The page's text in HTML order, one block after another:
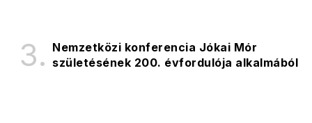
Nemzetközi konferencia Jókai Mór
születésének 200. évfordulója alkalmából